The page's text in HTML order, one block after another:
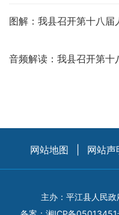
图解：我县召开第十八
音频解读：我县召开第
网站地图 网站声
主办：平江县人民政